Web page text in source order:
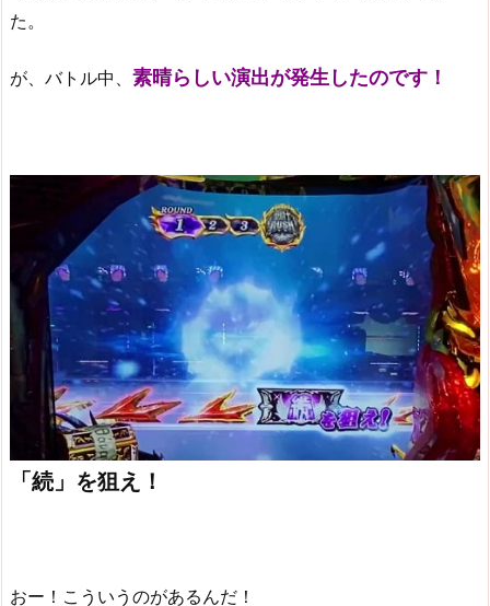
た。
が、バトル中、 素晴らしい演出が発生したのです！
「続」を狙え！
おー！こういうのがあるんだ！